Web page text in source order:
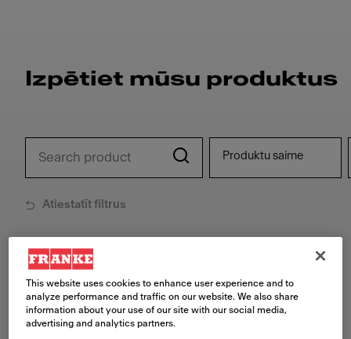
Izpētiet mūsu produktus
Produktu saime
Atiestatīt filtrus
62produkti atrasti
This website uses cookies to enhance user experience and to
analyze performance and traffic on our website. We also share
information about your use of our site with our social media,
advertising and analytics partners.